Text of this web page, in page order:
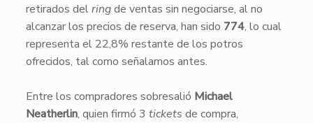
retirados delringde ventas sin negociarse, al no
alcanzar los precios de reserva, han sido 774, lo cual
representa el 22,8% restante de los potros
ofrecidos, tal como señalamos antes.
Entre los compradores sobresalió Michael
Neatherlin, quien firmó 3 tickets de compra,